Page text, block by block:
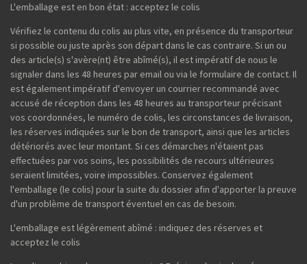
L'emballage est en bon état : acceptez le colis
Vérifiez le contenu du colis au plus vite, en présence du transporteur
si possible ou juste après son départ dans le cas contraire. Si un ou
des article(s) s'avère(nt) être abîmé(s), il est impératif de nous le
signaler dans les 48 heures par email ou via le formulaire de contact. Il
est également impératif d'envoyer un courrier recommandé avec
accusé de réception dans les 48 heures au transporteur précisant
vos coordonnées, le numéro de colis, les circonstances de livraison,
les réserves indiquées sur le bon de transport, ainsi que les articles
détériorés avec leur montant. Si ces démarches n'étaient pas
effectuées par vos soins, les possibilités de recours ultérieures
seraient limitées, voire impossibles. Conservez également
l'emballage (le colis) pour la suite du dossier afin d'apporter la preuve
d'un problème de transport éventuel en cas de besoin.
L'emballage est légèrement abîmé : indiquez des réserves et
acceptez le colis